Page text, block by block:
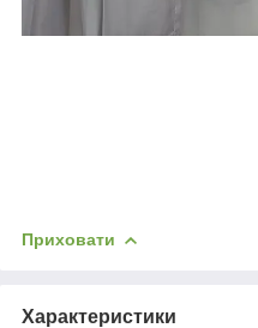
Приховати
Характеристики